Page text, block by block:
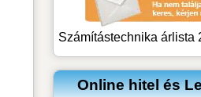
Számítástechnika árlista
Online hitel és